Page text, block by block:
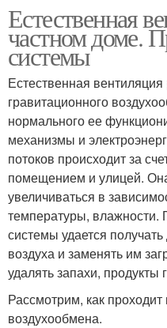
Естественная
частном доме.
системы
Естественная
гравитационного
нормального ее
механизмы и
потоков происходит за
помещением и улицей.
увеличиваться в
температуры, влажности.
системы удается
воздуха и заменять им
удалять запахи, продукты
Рассмотрим, как
воздухообмена.